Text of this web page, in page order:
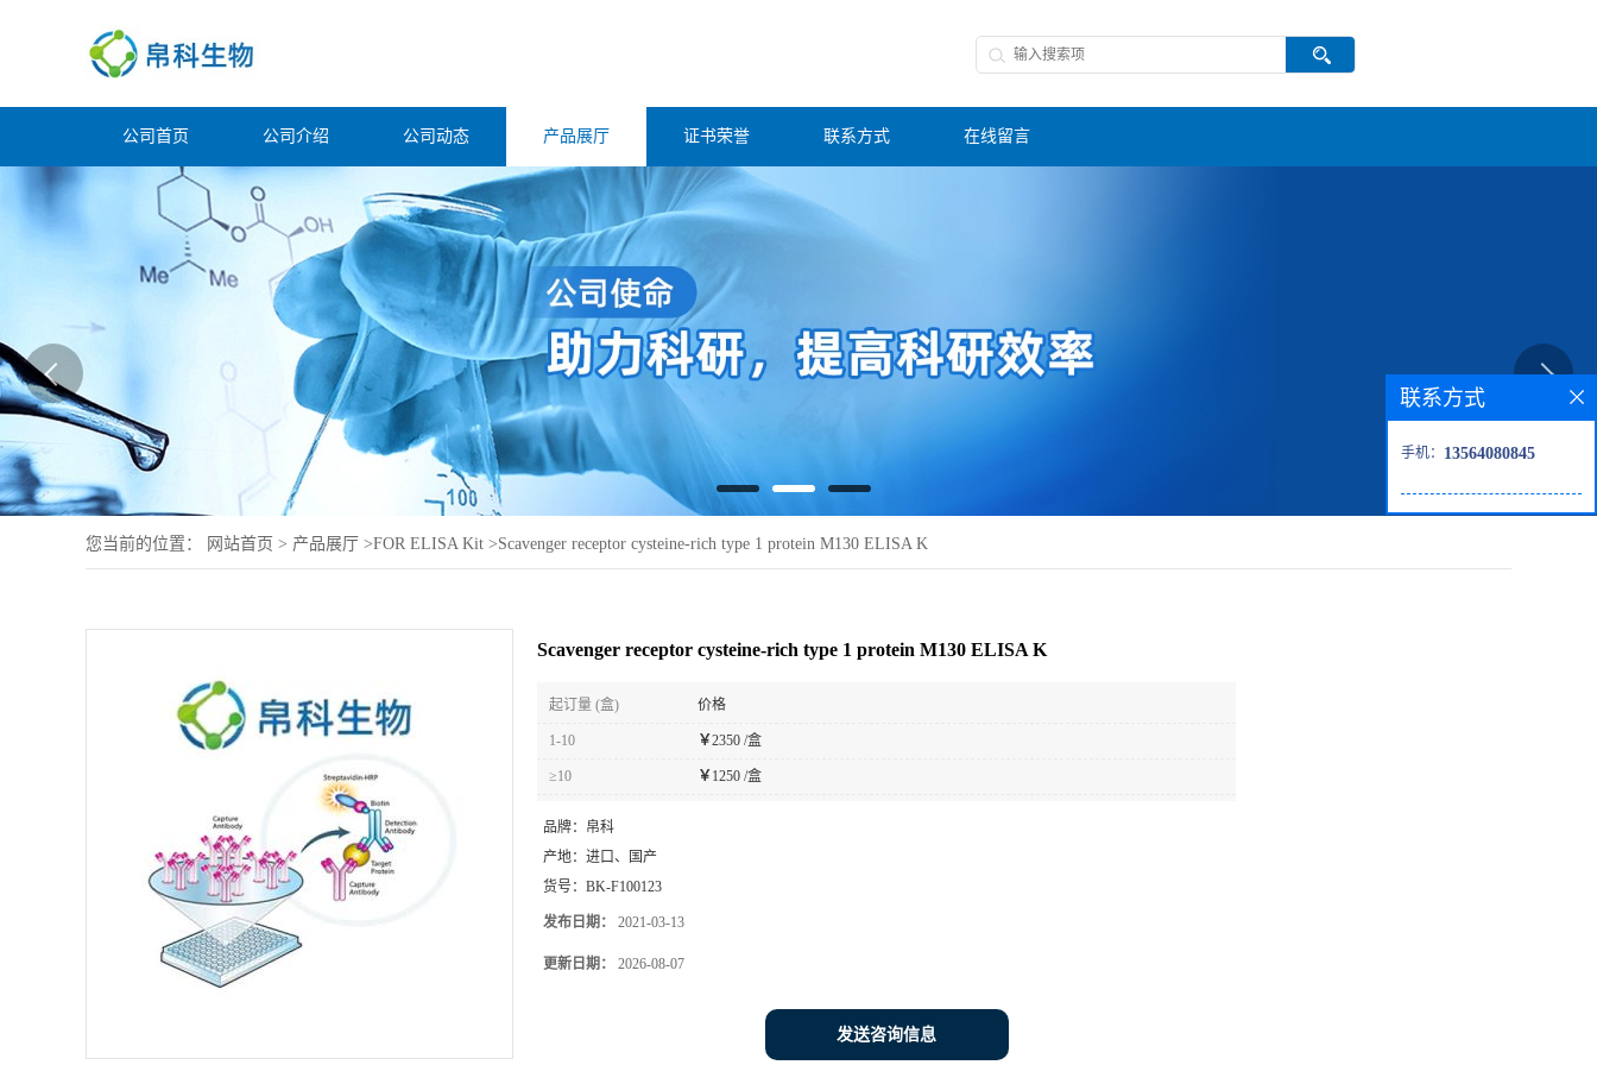
公司首页 公司介绍 公司动态 产品展厅 证书荣誉 联系方式 在线留言
您当前的位置： 网站首页 > 产品展厅 >FOR ELISA Kit >Scavenger receptor cysteine-rich type 1 protein M130 ELISA K
Scavenger receptor cysteine-rich type 1 protein M130 ELISA K
起订量 (盒) 价格
1-10 ￥2350 /盒
≥10 ￥1250 /盒
品牌： 帛科
产地： 进口、国产
货号： BK-F100123
发布日期： 2021-03-13
更新日期： 2026-08-07
发送咨询信息
联系方式
手机： 13564080845